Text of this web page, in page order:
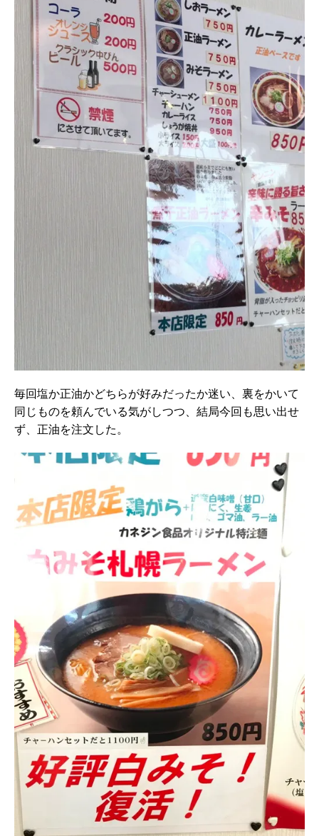
毎回塩か正油かどちらが好みだったか迷い、裏をかいて
同じものを頼んでいる気がしつつ、結局今回も思い出せ
ず、正油を注文した。